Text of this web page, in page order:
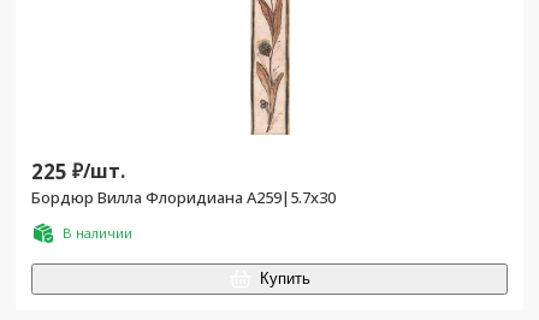
225 ₽/шт.
Бордюр Вилла Флоридиана А259|5.7х30
В наличии
Купить